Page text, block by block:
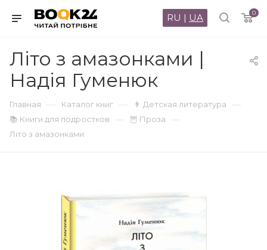
0
RU | UA
Літо з амазонками |
Надія Гуменюк
Главная — Каталог книг — 👨 Детская литература —
📚 Книги для подростков — 🦉 Проза —
Літо з амазонками